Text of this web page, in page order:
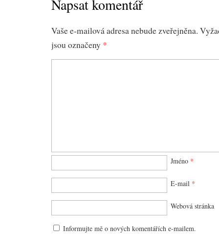
Napsat komentář
Vaše e-mailová adresa nebude zveřejněna.
jsou označeny *
Jméno *
E-mail *
Webová stránka
Informujte mě o nových komentářích e-mailem.